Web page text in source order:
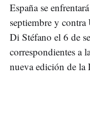
España se
septiembre y contra
Di Stéfano el 6 de
correspondientes a
nueva edición de la